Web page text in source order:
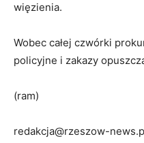
więzienia.
Wobec całej czwórki
policyjne i zakazy
(ram)
redakcja@rzeszow-